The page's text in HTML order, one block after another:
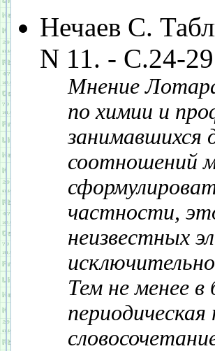
Нечаев С.
N 11. - С.24-
Мнение Лотара
по химии и
занимавшихся
соотношений
частности,
неизвестных
Тем не менее